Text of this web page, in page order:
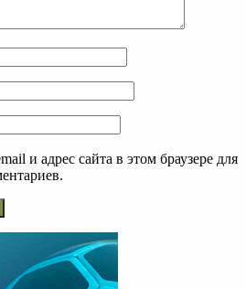
и адрес сайта в этом браузере для